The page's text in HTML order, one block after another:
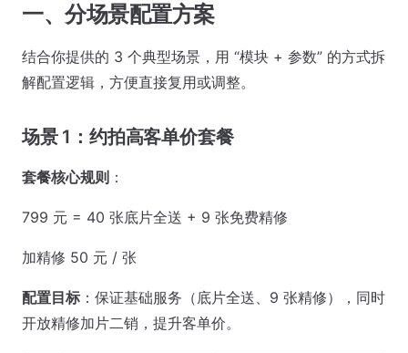
一、分场景配置方案
结合你提供的 3 个典型场景，用 “模块 + 参数” 的方式拆
解配置逻辑，方便直接复用或调整。
场景 1：约拍高客单价套餐
套餐核心规则 ：
799 元 = 40 张底片全送 + 9 张免费精修
加精修 50 元 / 张
配置目标 ：保证基础服务（底片全送、9 张精修），同时
开放精修加片二销，提升客单价。